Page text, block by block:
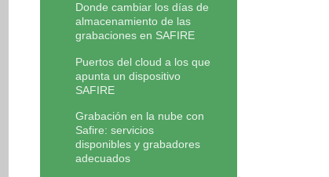
Donde cambiar los días de
almacenamiento de las
grabaciones en SAFIRE
Puertos del cloud a los que
apunta un dispositivo
SAFIRE
Grabación en la nube con
Safire: servicios
disponibles y grabadores
adecuados